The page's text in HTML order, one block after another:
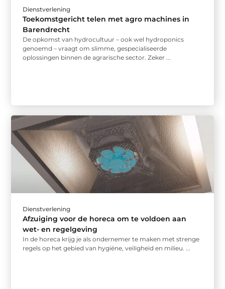
Dienstverlening
Toekomstgericht telen met agro machines in
Barendrecht
De opkomst van hydrocultuur – ook wel hydroponics
genoemd – vraagt om slimme, gespecialiseerde
oplossingen binnen de agrarische sector. Zeker ...
Dienstverlening
Afzuiging voor de horeca om te voldoen aan
wet- en regelgeving
In de horeca krijg je als ondernemer te maken met strenge
regels op het gebied van hygiëne, veiligheid en milieu. ...